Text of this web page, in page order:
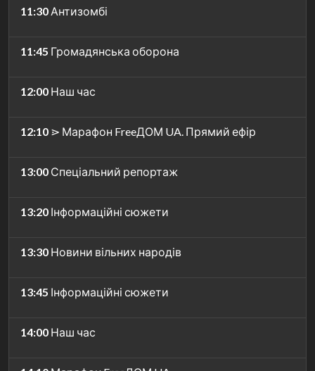
11:30 Антизомбі
11:45 Громадянська оборона
12:00 Наш час
12:10 ⋗ Марафон FreeДОМ UA. Прямий ефір
13:00 Спеціальний репортаж
13:20 Інформаційні сюжети
13:30 Новини вільних народів
13:45 Інформаційні сюжети
14:00 Наш час